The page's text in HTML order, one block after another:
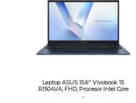
Laptop ASUS 15.6'' Vivobook 15
R1504VA, FHD, Procesor Intel Core
...